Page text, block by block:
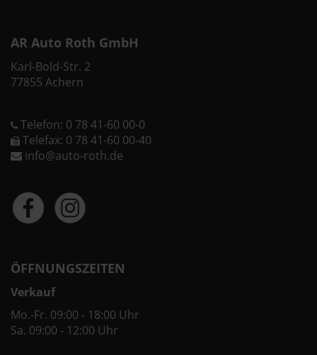
AR Auto Roth GmbH
Karl-Bold-Str. 2
77855 Achern
Telefon: 0 78 41-60 00-0
Telefax: 0 78 41-60 00-40
info@auto-roth.de
ÖFFNUNGSZEITEN
Verkauf
Mo.-Fr. 09:00 - 18:00 Uhr
Sa. 09:00 - 12:00 Uhr